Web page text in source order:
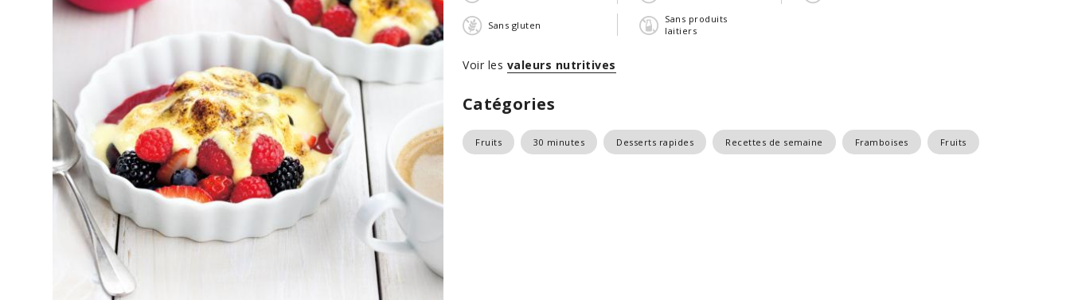
Sans gluten
Sans produits
laitiers
Voir les valeurs nutritives
Catégories
Fruits 30 minutes Desserts rapides Recettes de semaine Framboises Fruits